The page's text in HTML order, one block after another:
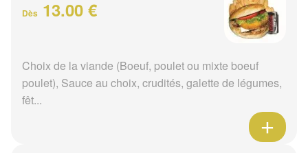
Dès 13.00 €
Choix de la viande (Boeuf, poulet ou mixte boeuf
poulet), Sauce au choix, crudités, galette de légumes,
fêt...